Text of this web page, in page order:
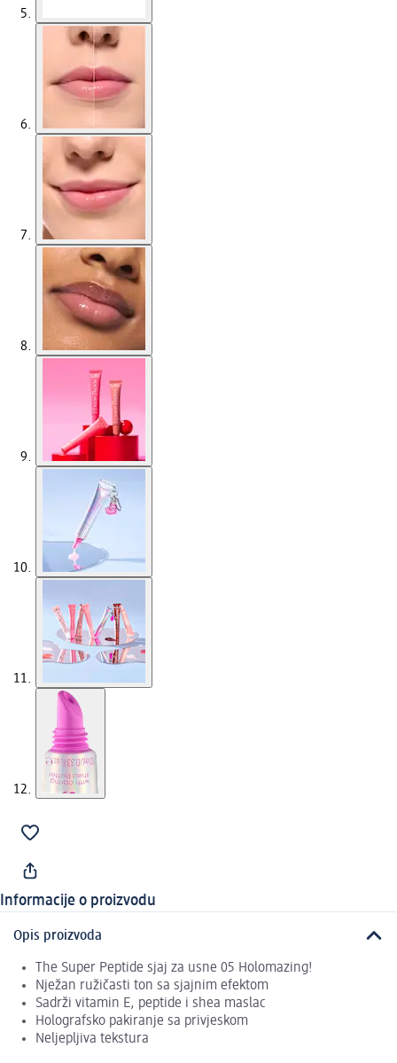
Informacije o proizvodu
Opis proizvoda
The Super Peptide sjaj za usne 05 Holomazing!
Nježan ružičasti ton sa sjajnim efektom
Sadrži vitamin E, peptide i shea maslac
Holografsko pakiranje sa privjeskom
Neljepljiva tekstura